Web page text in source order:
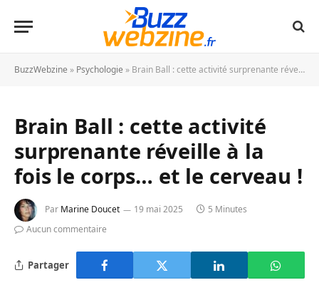
BuzzWebzine » Psychologie » Brain Ball : cette activité surprenante réveille à la fois le corps… et le cerveau !
Brain Ball : cette activité
surprenante réveille à la
fois le corps… et le cerveau !
Par Marine Doucet 19 mai 2025
5 Minutes
Aucun commentaire
Partager